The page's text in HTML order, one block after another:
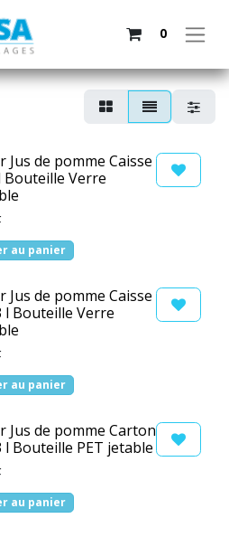
0
Jus de pomme Caisse
Bouteille Verre
au panier
Jus de pomme Caisse
l Bouteille Verre
au panier
Jus de pomme Carton
l Bouteille PET jetable
au panier